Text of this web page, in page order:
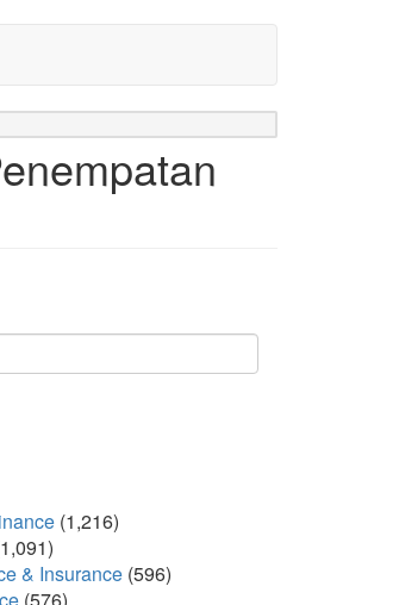
(1,216)
& Insurance (596)